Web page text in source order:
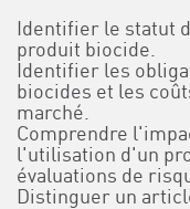
Identifier le statut
produit biocide.
Identifier les
biocides et les
marché.
Comprendre
l'utilisation d'un
évaluations de
Distinguer un